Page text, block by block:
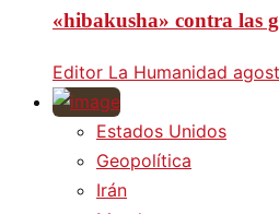
«hibakusha» contra las
Editor La Humanidad
Estados Unidos
Geopolítica
Irán